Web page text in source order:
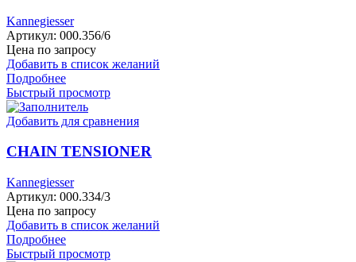
Kannegiesser
Артикул: 000.356/6
Цена по запросу
Добавить в список желаний
Подробнее
Быстрый просмотр
Добавить для сравнения
CHAIN TENSIONER
Kannegiesser
Артикул: 000.334/3
Цена по запросу
Добавить в список желаний
Подробнее
Быстрый просмотр